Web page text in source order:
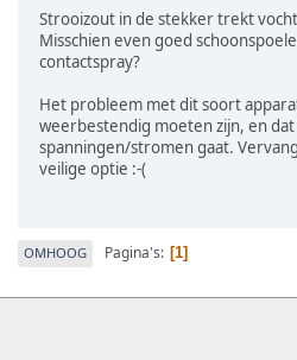
Strooizout in de stekker trekt
Misschien even goed
contactspray?
Het probleem met dit soort
weerbestendig moeten zijn, en
spanningen/stromen gaat.
veilige optie :-(
OMHOOG Pagina's 1